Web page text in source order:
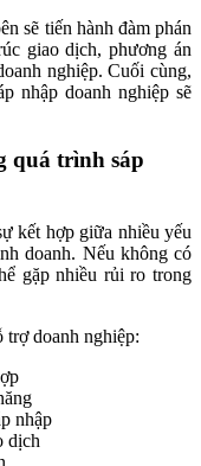
sẽ tiến hành đàm phán
giao dịch, phương án
nghiệp. Cuối cùng,
nhập doanh nghiệp sẽ
quá trình sáp
kết hợp giữa nhiều yếu
doanh. Nếu không có
gặp nhiều rủi ro trong
doanh nghiệp:
nhập
dịch